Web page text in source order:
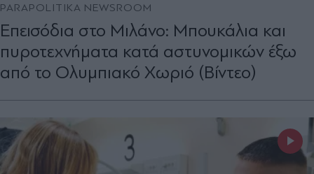
PARAPOLITIKA NEWSROOM
Επεισόδια στο Μιλάνο: Μπουκάλια και
πυροτεχνήματα κατά αστυνομικών έξω
από το Ολυμπιακό Χωριό (Βίντεο)